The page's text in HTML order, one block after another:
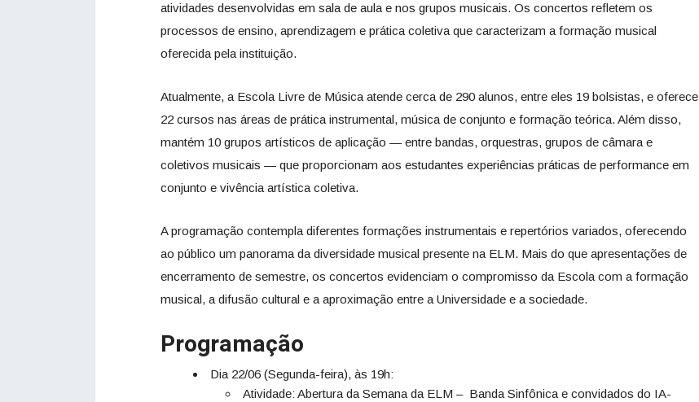
atividades desenvolvidas em sala de aula e nos grupos musicais. Os concertos refletem os
processos de ensino, aprendizagem e prática coletiva que caracterizam a formação musical
oferecida pela instituição.
Atualmente, a Escola Livre de Música atende cerca de 290 alunos, entre eles 19 bolsistas, e oferece
22 cursos nas áreas de prática instrumental, música de conjunto e formação teórica. Além disso,
mantém 10 grupos artísticos de aplicação — entre bandas, orquestras, grupos de câmara e
coletivos musicais — que proporcionam aos estudantes experiências práticas de performance em
conjunto e vivência artística coletiva.
A programação contempla diferentes formações instrumentais e repertórios variados, oferecendo
ao público um panorama da diversidade musical presente na ELM. Mais do que apresentações de
encerramento de semestre, os concertos evidenciam o compromisso da Escola com a formação
musical, a difusão cultural e a aproximação entre a Universidade e a sociedade.
Programação
Dia 22/06 (Segunda-feira), às 19h:
Atividade: Abertura da Semana da ELM – Banda Sinfônica e convidados do IA-